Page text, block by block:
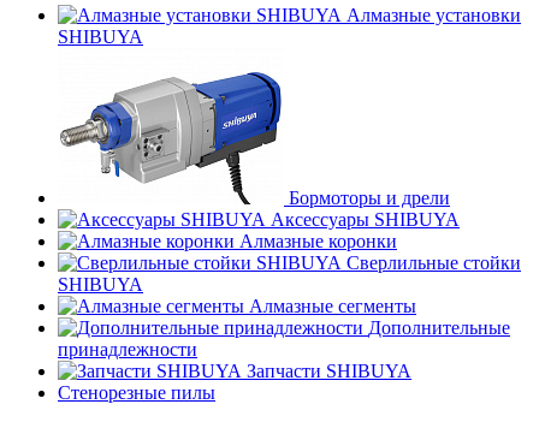
Алмазные установки
SHIBUYA
Бормоторы и дрели
Аксессуары SHIBUYA
Алмазные коронки
Сверлильные стойки
SHIBUYA
Алмазные сегменты
Дополнительные
принадлежности
Запчасти SHIBUYA
Стенорезные пилы